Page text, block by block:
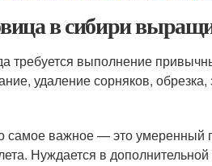
в сибири
требуется выполнение
удаление сорняков,
самое важное — это умеренный
Нуждается в